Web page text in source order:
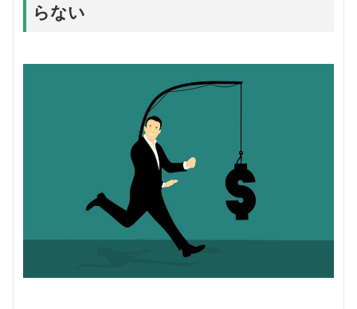
らない